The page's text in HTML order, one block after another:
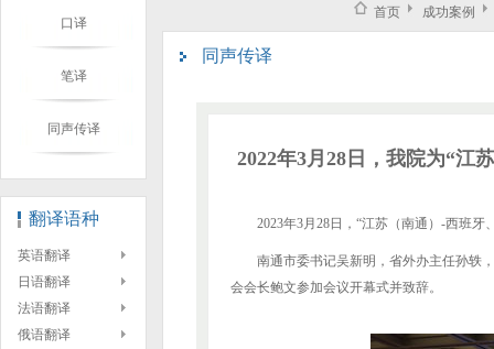
首页 成功案例
同声传译
2022年3月28日，我院为“江
2023年3月28日，“江苏（南通）-西班
南通市委书记吴新明，省外办主任孙轶
会会长鲍文参加会议开幕式并致辞。
口译
笔译
同声传译
翻译语种
英语翻译
日语翻译
法语翻译
俄语翻译